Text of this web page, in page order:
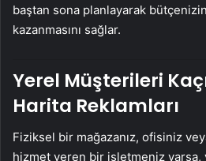
baştan sona planlayarak
kazanmasını sağlar.
Yerel Müşterileri
Harita Reklamları
Fiziksel bir mağazanız, ofisiniz
hizmet veren bir işletmeniz varsa,